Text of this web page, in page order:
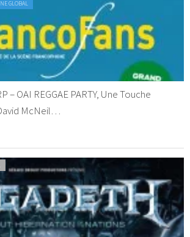
GLOBAL
– OAI REGGAE PARTY, Une Touche
McNeil…